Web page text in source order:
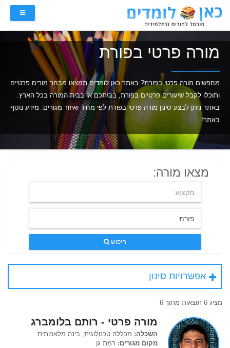
מורה פרטי בפורת
מחפשים מורה פרטי בפורת? באתר כאן לומדים תמצאו מבחר מורים פרטיים
ותוכלו לקבל שיעורים פרטיים בפורת, בביתכם או בבית המורה בכל הארץ.
באתר ניתן לבצע סינון מורה פרטי בפורת לפי מחיר ואיזור מגורים. מידע נוסף
באתר!
מצאו מורה:
חיפוש
אפשרויות סינון
מציג 6 תוצאות מתוך 6
מורה פרטי - רותם בלומברג
השכלה: מכללה טכנולוגית, בינה מלאכותית
מקום מגורים: רמת גן